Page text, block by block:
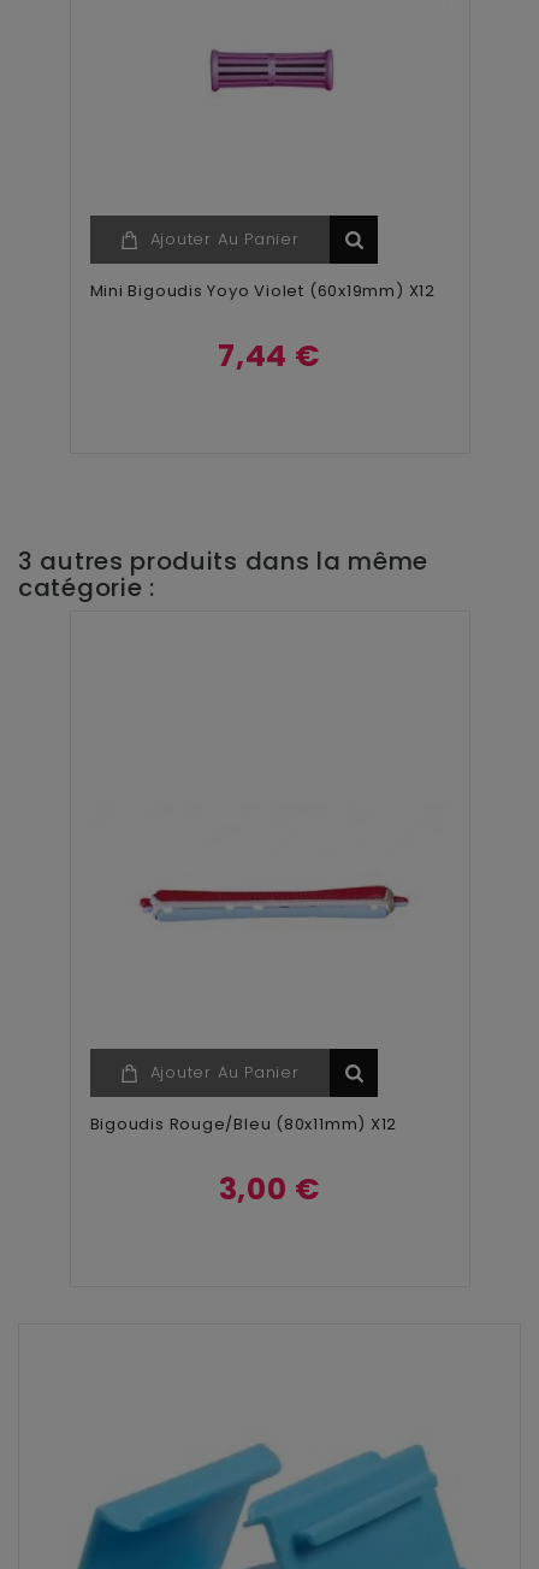
Ajouter Au Panier
Mini Bigoudis Yoyo Violet (60x19mm) X12
7,44 €
3 autres produits dans la même
catégorie :
Ajouter Au Panier
Bigoudis Rouge/bleu (80x11mm) X12
3,00 €